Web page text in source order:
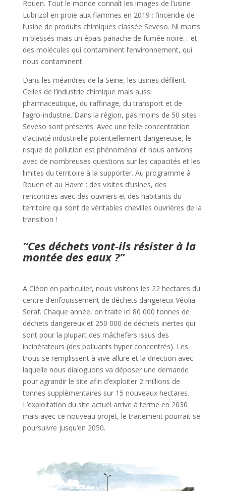
Rouen. Tout le monde connaît les images de l’usine
Lubrizol en proie aux flammes en 2019 : l’incendie de
l’usine de produits chimiques classée Seveso. Ni morts
ni blessés mais un épais panache de fumée noire… et
des molécules qui contaminent l’environnement, qui
nous contaminent.
Dans les méandres de la Seine, les usines défilent.
Celles de l’industrie chimique mais aussi
pharmaceutique, du raffinage, du transport et de
l’agro-industrie. Dans la région, pas moins de 50 sites
Seveso sont présents. Avec une telle concentration
d’activité industrielle potentiellement dangereuse, le
risque de pollution est phénoménal et nous arrivons
avec de nombreuses questions sur les capacités et les
limites du territoire à la supporter. Au programme à
Rouen et au Havre : des visites d’usines, des
rencontres avec des ouvriers et des habitants du
territoire qui sont de véritables chevilles ouvrières de la
transition !
“Ces déchets vont-ils résister à la
montée des eaux ?”
A Cléon en particulier, nous visitons les 22 hectares du
centre d’enfouissement de déchets dangereux Véolia
Seraf. Chaque année, on traite ici 80 000 tonnes de
déchets dangereux et 250 000 de déchets inertes qui
sont pour la plupart des mâchefers issus des
incinérateurs (des polluants hyper concentrés). Les
trous se remplissent à vive allure et la direction avec
laquelle nous dialoguons va déposer une demande
pour agrandir le site afin d’exploiter 2 millions de
tonnes supplémentaires sur 15 nouveaux hectares.
L’exploitation du site actuel arrive à terme en 2030
mais avec ce nouveau projet, le traitement pourrait se
poursuivre jusqu’en 2050.